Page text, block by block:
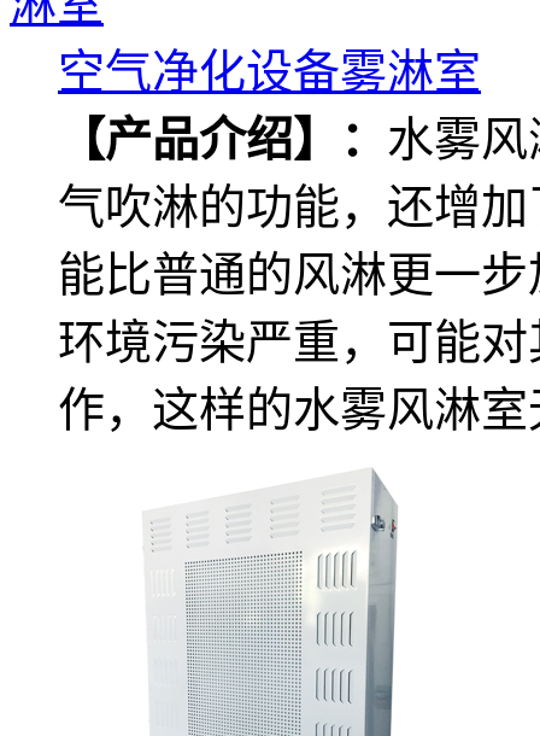
空气净化设备雾淋室
【产品介绍】： 水雾
气吹淋的功能，还增
能比普通的风淋更一
环境污染严重，可能
作，这样的水雾风淋